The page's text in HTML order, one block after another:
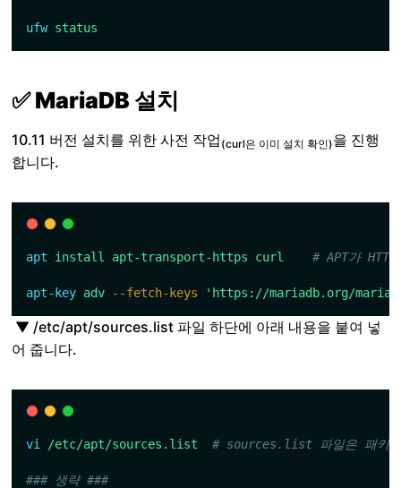
ufw status
✅ MariaDB 설치
10.11 버전 설치를 위한 사전 작업 (curl은 이미 설치 확인)을 진행
합니다.
apt install apt-transport-https curl # APT가
apt-key adv --fetch-keys 'https://mariadb.org/
▼ /etc/apt/sources.list 파일 하단에 아래 내용을 붙여 넣
어 줍니다.
vi /etc/apt/sources.list # sources.list 파일은 패키지
### 생략 ###